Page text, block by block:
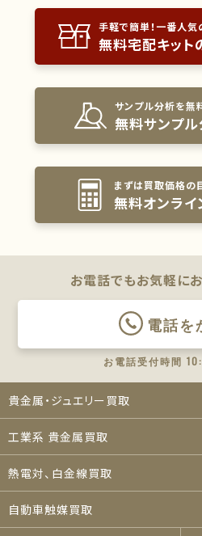
手軽で簡単！一番人気
無料宅配キット
サンプル分析を無
無料サンプ
まずは買取価格の
無料オンライ
お電話でもお気軽に
電話を
お電話受付時間
貴金属・ジュエリー買取
工業系 貴金属買取
熱電対、白金線買取
自動車触媒買取